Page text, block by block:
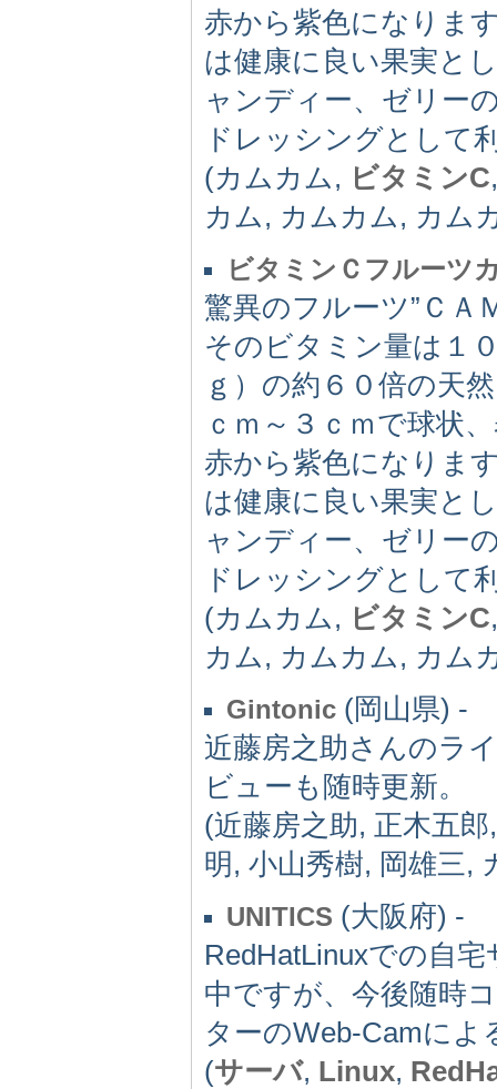
赤から紫色になりま
は健康に良い果実と
ャンディー、ゼリー
ドレッシングとして
(カムカム, ビタミンC
カム, カムカム, カム
ビタミンＣフルーツ
驚異のフルーツ”ＣＡ
そのビタミン量は１
ｇ）の約６０倍の天
ｃｍ～３ｃｍで球状
赤から紫色になりま
は健康に良い果実と
ャンディー、ゼリー
ドレッシングとして
(カムカム, ビタミンC
カム, カムカム, カム
Gintonic (岡山県) -
近藤房之助さんのラ
ビューも随時更新。
(近藤房之助, 正木五
明, 小山秀樹, 岡雄三,
UNITICS (大阪府) -
RedHatLinuxでの自
中ですが、今後随時
ターのWeb-Camに
(サーバ, Linux,